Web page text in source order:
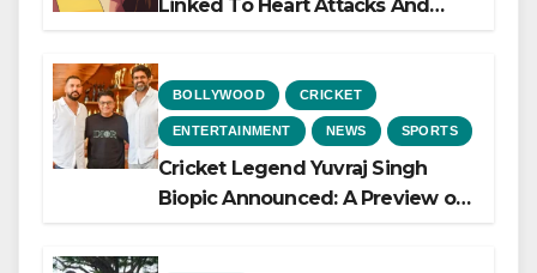
Linked To Heart Attacks And
BOLLYWOOD CRICKET
ENTERTAINMENT NEWS SPORTS
Cricket Legend Yuvraj Singh
Biopic Announced: A Preview of